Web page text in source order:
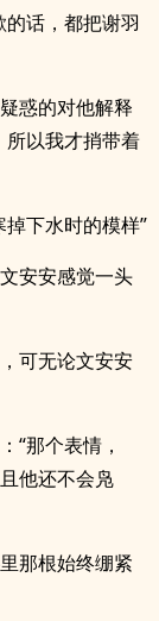
话，都把谢羽
惑的对他解释
所以我才捎带着
下水时的模样”
安安感觉一头
可无论文安安
“那个表情，
他还不会凫
那根始终绷紧